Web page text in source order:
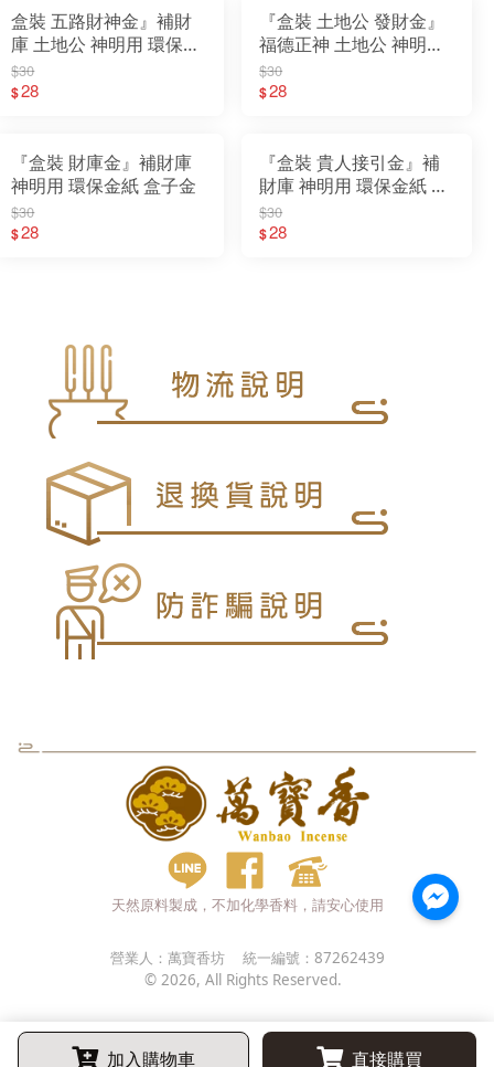
加入購物車 直接購買
盒裝 五路財神金』補財
庫 土地公 神明用 環保金
紙 盒子金
$30
$28
『盒裝 土地公 發財金』
福德正神 土地公 神明用
環保金紙 盒子金
$30
$28
『盒裝 財庫金』補財庫
神明用 環保金紙 盒子金
$30
$28
『盒裝 貴人接引金』補
財庫 神明用 環保金紙 盒
子金
$30
$28
天然原料製成，不加化學香料，請安心使用
營業人： 萬寶香坊 統一編號： 87262439
© 2026, All Rights Reserved.